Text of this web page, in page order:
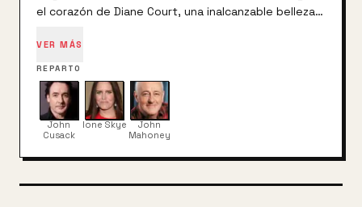
el corazón de Diane Court, una inalcanzable belleza
Todo el mundo se sorprende, incluido Lloyd, cuando
ella demuestra que el sentimiento es recíproco.
Pero el posesivo padre divorciado de Diane no
aprueba esa relación, y hará falta algo más que el
poder del amor para que consigan seguir juntos.
VER MÁS
REPARTO
John
Cusack
Ione Skye
John
Mahoney